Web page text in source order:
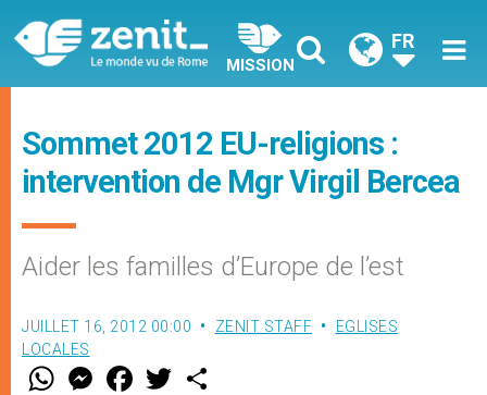
MISSION
FR
Sommet 2012 EU-religions :
intervention de Mgr Virgil Bercea
Aider les familles d’Europe de l’est
JUILLET 16, 2012 00:00 ZENIT STAFF
EGLISES
LOCALES
W M
e
F
a w